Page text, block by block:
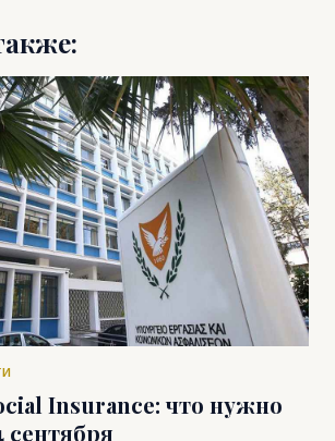
Insurance: что нужно
сентября